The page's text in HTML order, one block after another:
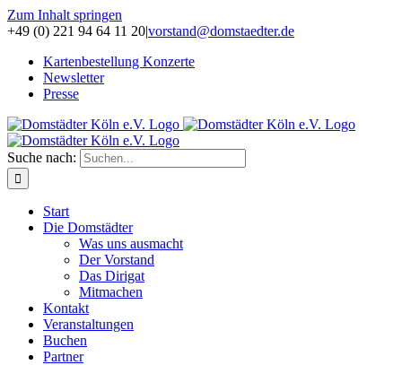
Zum Inhalt springen
+49 (0) 221 94 64 11 20|vorstand@domstaedter.de
Kartenbestellung Konzerte
Newsletter
Presse
Suche nach:
Start
Die Domstädter
Was uns ausmacht
Der Vorstand
Das Dirigat
Mitmachen
Kontakt
Veranstaltungen
Buchen
Partner